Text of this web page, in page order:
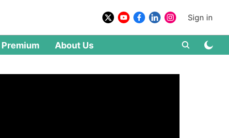
Sign in
Premium About Us